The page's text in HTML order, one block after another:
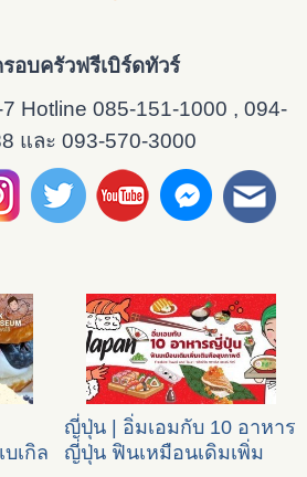
อบครัวฟรีเบิร์ดทัวร์
Hotline 085-151-1000 , 094-
และ 093-570-3000
บเกิล
ญี่ปุ่น | อิ่มเอมกับ 10 อาหาร
ญี่ปุ่น ฟินเหมือนเดิมเพิ่ม